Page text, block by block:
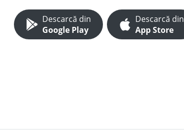
Descarcă din
Google Play
Descarcă din
App Store